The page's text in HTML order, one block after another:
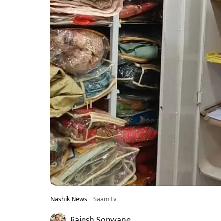
Nashik News Saam tv